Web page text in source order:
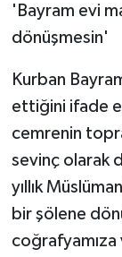
'Bayram evi
dönüşmesin'
Kurban
ettiğini ifade
cemrenin
sevinç olarak
yıllık
bir şölene
Kadın
KÜLTÜR
MAGAZİN
Otomobil
POLİTİKA